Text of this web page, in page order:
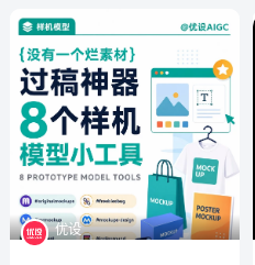
优设